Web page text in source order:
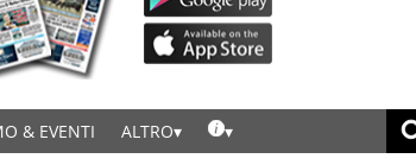
& EVENTI ALTRO